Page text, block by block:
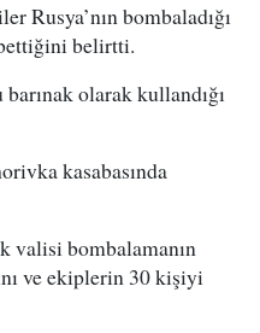
Rusya’nın bombaladığı
belirtti.
olarak kullandığı
kasabasında
valisi bombalamanın
ve ekiplerin 30 kişiyi